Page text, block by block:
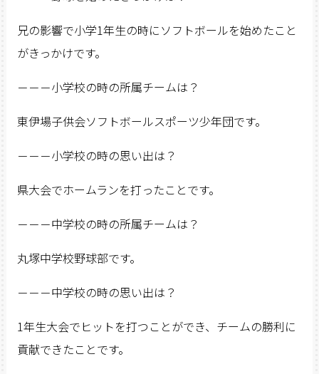
兄の影響で小学1年生の時にソフトボールを始めたこと
がきっかけです。
－－－小学校の時の所属チームは？
東伊場子供会ソフトボールスポーツ少年団です。
－－－小学校の時の思い出は？
県大会でホームランを打ったことです。
－－－中学校の時の所属チームは？
丸塚中学校野球部です。
－－－中学校の時の思い出は？
1年生大会でヒットを打つことができ、チームの勝利に
貢献できたことです。